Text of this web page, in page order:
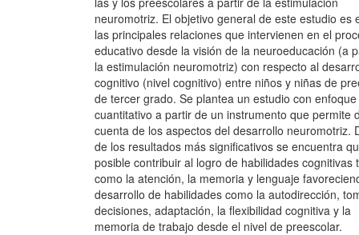
neuromotriz. El objetivo general de este estudio es
las principales relaciones que intervienen en el
educativo desde la visión de la neuroeducación (a
la estimulación neuromotriz) con respecto al
cognitivo (nivel cognitivo) entre niños y niñas de
de tercer grado. Se plantea un estudio con enfoque
cuantitativo a partir de un instrumento que permite
cuenta de los aspectos del desarrollo neuromotriz.
de los resultados más significativos se encuentra
posible contribuir al logro de habilidades cognitivas
como la atención, la memoria y lenguaje
desarrollo de habilidades como la autodirección,
decisiones, adaptación, la flexibilidad cognitiva y la
memoria de trabajo desde el nivel de preescolar.